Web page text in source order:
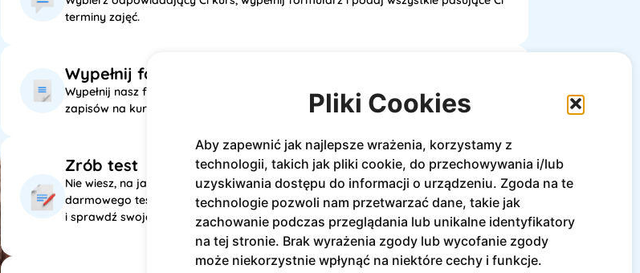
Pliki Cookies
Aby zapewnić jak najlepsze wrażenia, korzystamy z
technologii, takich jak pliki cookie, do przechowywania i/lub
uzyskiwania dostępu do informacji o urządzeniu. Zgoda na te
technologie pozwoli nam przetwarzać dane, takie jak
zachowanie podczas przeglądania lub unikalne identyfikatory
na tej stronie. Brak wyrażenia zgody lub wycofanie zgody
może niekorzystnie wpłynąć na niektóre cechy i funkcje.
terminy zajęć.
Wypełnij formularz
Wypełnij nasz formularz kontaktowy, a skontaktujemy się z Tobą w sprawie
zapisów na kurs.
Zrób test
Nie wiesz, na jakim poziomie językowym się znajdujesz? Skorzystaj z naszego
darmowego testu językowego
i sprawdź swoje umiejętności już dziś!